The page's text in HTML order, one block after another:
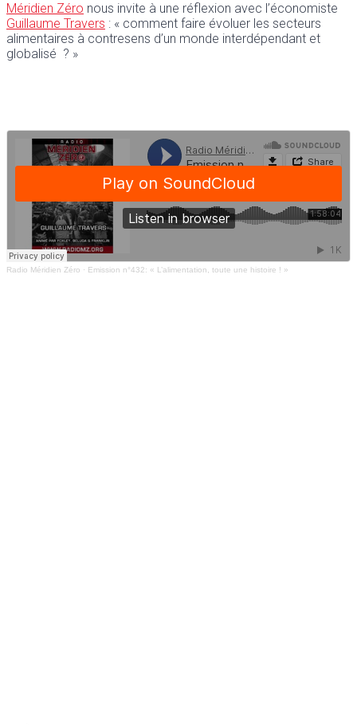
Méridien Zéro nous invite à une réflexion avec l’économiste
Guillaume Travers : « comment faire évoluer les secteurs
alimentaires à contresens d’un monde interdépendant et
globalisé ? »
Radio Méridien Zéro · Emission n°432: « L’alimentation, toute une histoire ! »